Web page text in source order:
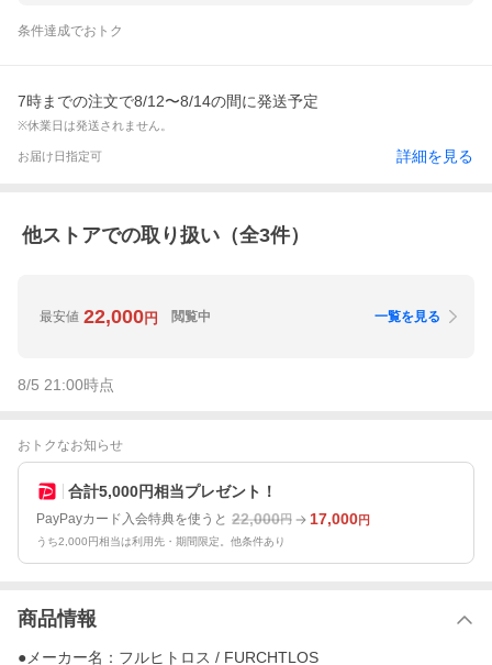
条件達成でおトク
7時までの注文で8/12〜8/14の間に発送予定
※休業日は発送されません。
お届け日指定可 詳細を見る
他ストアでの取り扱い（全3件）
最安値 22,000円 閲覧中 一覧を見る
8/5 21:00時点
おトクなお知らせ
合計5,000円相当プレゼント！
PayPayカード入会特典を使うと 22,000円 17,000円
うち2,000円相当は利用先・期間限定。他条件あり
商品情報
●メーカー名：フルヒトロス / FURCHTLOS